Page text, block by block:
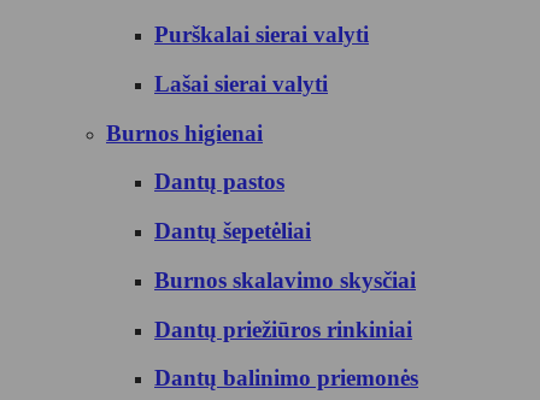
Purškalai sierai valyti
Lašai sierai valyti
Burnos higienai
Dantų pastos
Dantų šepetėliai
Burnos skalavimo skysčiai
Dantų priežiūros rinkiniai
Dantų balinimo priemonės